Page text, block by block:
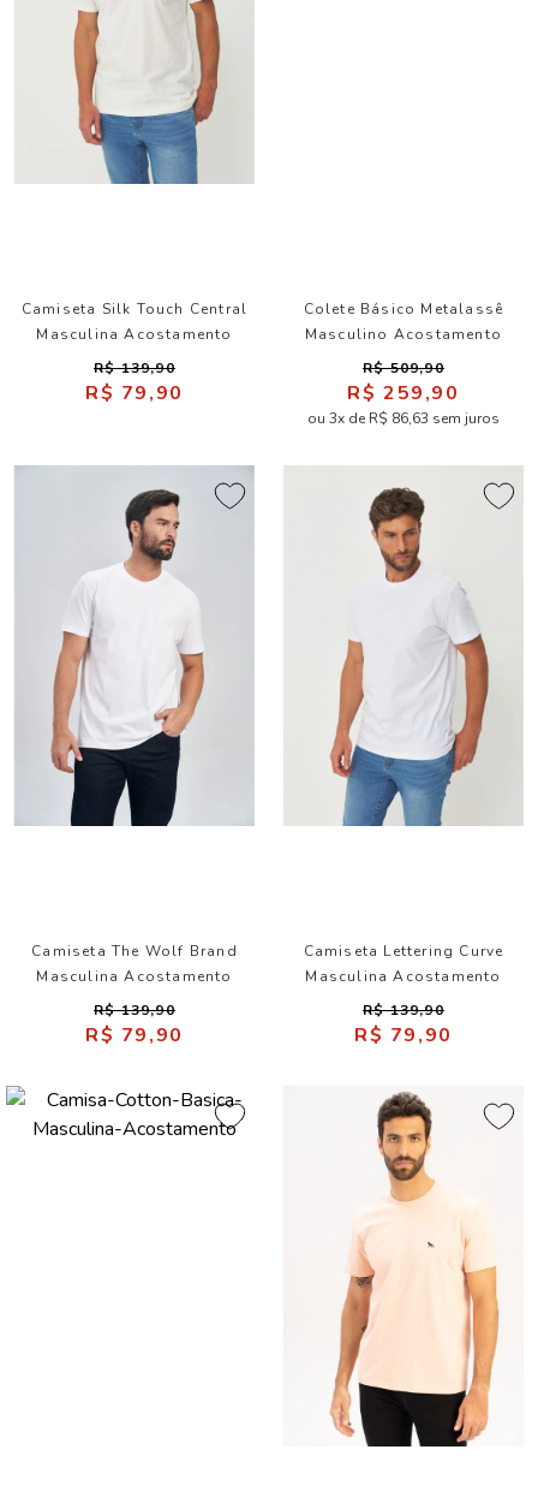
Camiseta Silk Touch Central
Masculina Acostamento
R$ 139,90
R$ 79,90
Colete Básico Metalassê
Masculino Acostamento
R$ 509,90
R$ 259,90
ou 3x de R$ 86,63 sem juros
Camiseta The Wolf Brand
Masculina Acostamento
R$ 139,90
R$ 79,90
Camiseta Lettering Curve
Masculina Acostamento
R$ 139,90
R$ 79,90